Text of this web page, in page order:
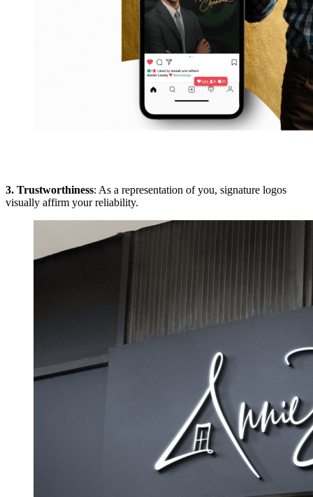
3. Trustworthiness: As a representation of you, signature logos
visually affirm your reliability.